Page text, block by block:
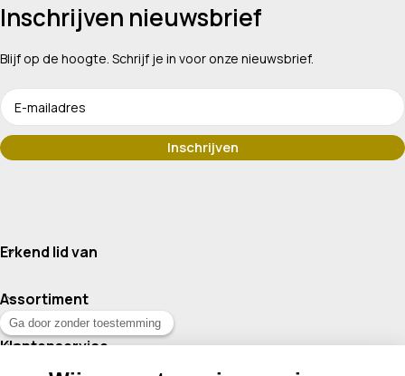
Inschrijven nieuwsbrief
Blijf op de hoogte. Schrijf je in voor onze nieuwsbrief.
Erkend lid van
Assortiment
Klantenservice